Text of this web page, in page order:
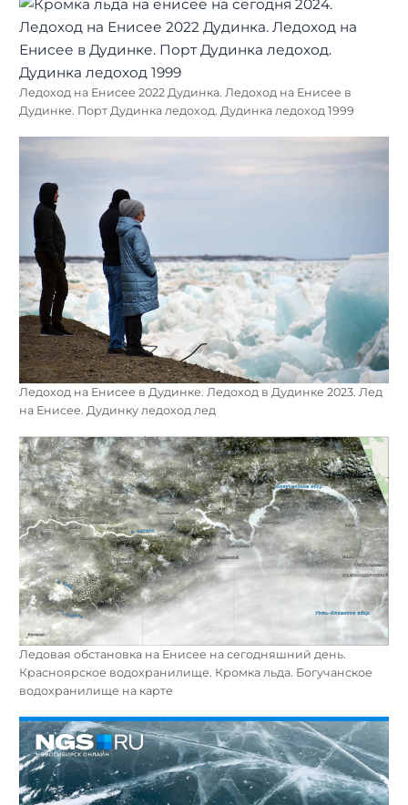
Ледоход на Енисее 2022 Дудинка. Ледоход на Енисее в
Дудинке. Порт Дудинка ледоход. Дудинка ледоход 1999
Ледоход на Енисее в Дудинке. Ледоход в Дудинке 2023. Лед
на Енисее. Дудинку ледоход лед
Ледовая обстановка на Енисее на сегодняшний день.
Красноярское водохранилище. Кромка льда. Богучанское
водохранилище на карте